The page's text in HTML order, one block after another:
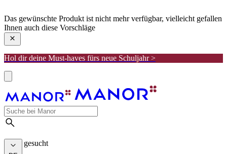
Das gewünschte Produkt ist nicht mehr verfügbar, vielleicht gefallen
Ihnen auch diese Vorschläge
Hol dir deine Must-haves fürs neue Schuljahr >
Meist gesucht